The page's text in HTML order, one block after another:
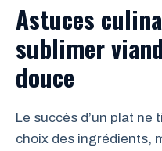
Astuces
sublimer
douce
Le succès d’un plat ne
choix des ingrédients,